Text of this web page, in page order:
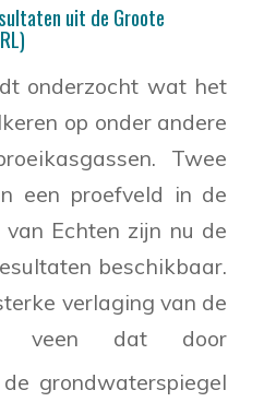
uit de Groote
onderzocht wat het
op onder andere
Twee
een proefveld in de
van Echten zijn nu de
beschikbaar.
verlaging van de
veen dat door
grondwaterspiegel